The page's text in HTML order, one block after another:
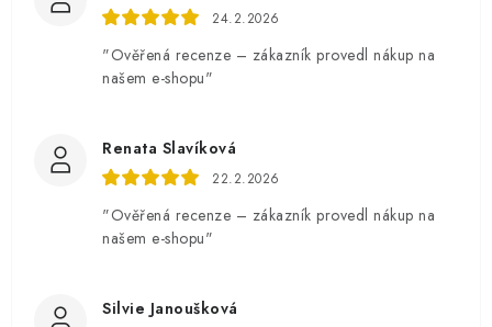
24.2.2026
"Ověřená recenze – zákazník provedl nákup na
našem e-shopu"
Renata Slavíková
22.2.2026
"Ověřená recenze – zákazník provedl nákup na
našem e-shopu"
Silvie Janoušková